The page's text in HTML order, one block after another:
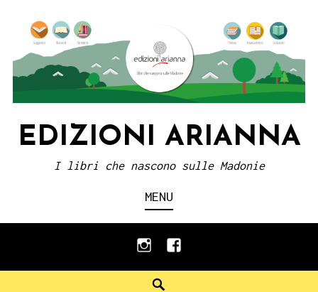
content
EDIZIONI ARIANNA
I libri che nascono sulle Madonie
MENU
instagramfacebook